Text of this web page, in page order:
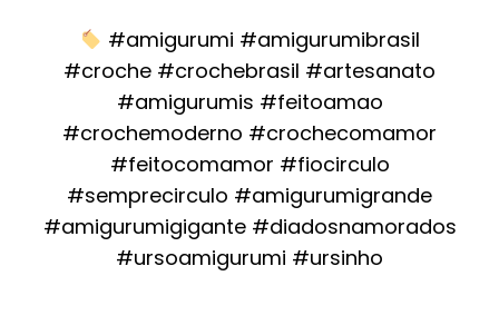
#amigurumi #amigurumibrasil
#croche #crochebrasil #artesanato
#amigurumis #feitoamao
#crochemoderno #crochecomamor
#feitocomamor #fiocirculo
#semprecirculo #amigurumigrande
#amigurumigigante #diadosnamorados
#ursoamigurumi #ursinho